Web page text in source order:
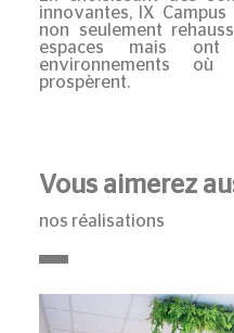
innovantes, IX
non seulement
espaces mais
environnements
prospèrent.
Vous aimerez
nos réalisations